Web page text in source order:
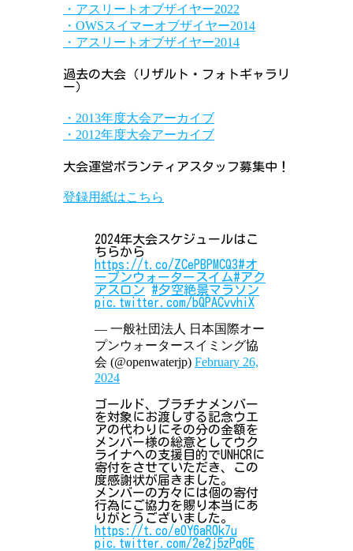
・アスリートオブザイヤー2022
・OWSスイマーオブザイヤー2014
・アスリートオブザイヤー2014
過去の大会（リザルト・フォトギャラリ
ー）
・2013年度大会アーカイブ
・2012年度大会アーカイブ
大会運営ボランティアスタッフ募集中！
登録用紙はこちら
2024年大会スケジュールはこ
ちらから
https://t.co/ZCePBPMCQ3#オ
ープンウォータースイム#アク
アスロン
#夕空絶景マラソン
pic.twitter.com/bQPACvvhiX
— 一般社団法人 日本国際オー
プンウォータースイミング協
会 (@openwaterjp) February 26,
2024
ゴールド、プラチナメンバー
を対象にお渡しする記念ウエ
アの代わりにその分の金額を
メンバー様の総意としてウク
ライナへの支援目的でUNHCRに
寄付をさせていただき、この
度感謝状が届きました。
メンバーの方々には個の寄付
行為にご協力を賜り本当にあ
りがとうございました。
https://t.co/eOY6aR0k7u
pic.twitter.com/2e2j5zPq6E